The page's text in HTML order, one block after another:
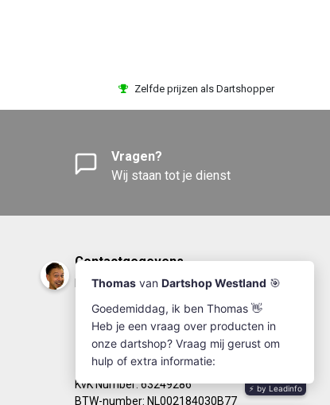
Zelfde prijzen als Dartshopper
Vragen?
Wij staan tot je dienst
Contactgegevens
DartshopWestland.nl
info@dartshopwestland.nl
Kleine Woerdlaan 19
2671 CA - Naaldwijk
KvK Number: 63249286
BTW-number: NL002184030B77